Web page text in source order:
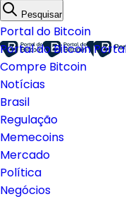
Pesquisar
Portal do Bitcoin
Portal do Bitcoin
Compre Bitcoin
Notícias
Brasil
Regulação
Memecoins
Mercado
Política
Negócios